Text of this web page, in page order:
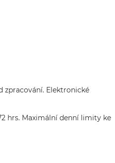
zpracování. Elektronické
hrs. Maximální denní limity ke